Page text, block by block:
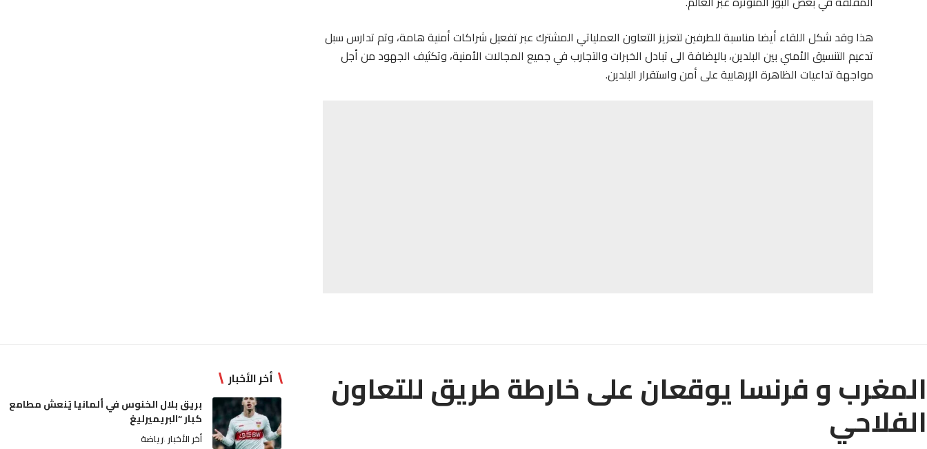
هذا وقد شكل اللقاء أيضا مناسبة للطرفين لتعزيز التعاون العملياتي المشترك عبر تفعيل شراكات أمنية هامة، وتم تدارس سبل
تدعيم التنسيق الأمني بين البلدين، بالإضافة الى تبادل الخبرات والتجارب في جميع المجالات الأمنية، وتكثيف الجهود من أجل
مواجهة تداعيات الظاهرة الإرهابية على أمن واستقرار البلدين.
المغرب و فرنسا يوقعان على خارطة طريق للتعاون
الفلاحي
أخر الأخبار
بريق بلال الخنوس في ألمانيا يُنعش مطامع
كبار “البريميرليغ
أخر الأخبار رياضة